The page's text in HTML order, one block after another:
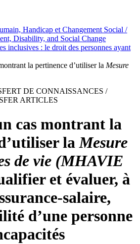
Handicap et Changement Social /
Disability, and Social Change
inclusives : le droit des personnes ayant
la pertinence d’utiliser la Mesure
DE CONNAISSANCES /
ARTICLES
cas montrant la
la Mesure
de vie (MHAVIE
et évaluer, à
salaire,
d’une personne